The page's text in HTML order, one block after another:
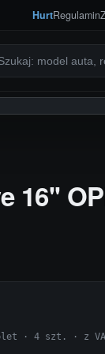
HurtRegulamin
produktów
16''
· 4 szt. · z